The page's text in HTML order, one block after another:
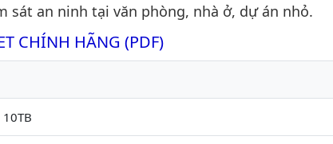
sát an ninh tại văn phòng, nhà ở, dự án nhỏ.
CHÍNH HÃNG (PDF)